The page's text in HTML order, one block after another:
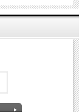
する際のバッ